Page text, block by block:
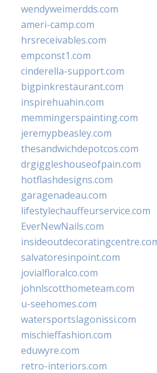
wendyweimerdds.com
ameri-camp.com
hrsreceivables.com
empconst1.com
cinderella-support.com
bigpinkrestaurant.com
inspirehuahin.com
memmingerspainting.com
jeremypbeasley.com
thesandwichdepotcos.com
drgiggleshouseofpain.com
hotflashdesigns.com
garagenadeau.com
lifestylechauffeurservice.com
EverNewNails.com
salvatoresinpoint.com
jovialfloralco.com
johnlscotthometeam.com
u-seehomes.com
watersportslagonissi.com
mischieffashion.com
eduwyre.com
retro-interiors.com